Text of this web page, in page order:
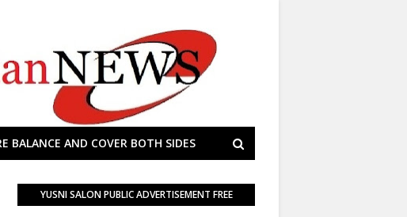
BALANCE AND COVER BOTH SIDES
YUSNI SALON PUBLIC ADVERTISEMENT FREE